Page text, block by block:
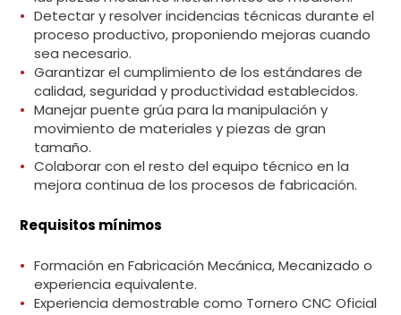
Detectar y resolver incidencias técnicas durante el
proceso productivo, proponiendo mejoras cuando
sea necesario.
Garantizar el cumplimiento de los estándares de
calidad, seguridad y productividad establecidos.
Manejar puente grúa para la manipulación y
movimiento de materiales y piezas de gran
tamaño.
Colaborar con el resto del equipo técnico en la
mejora continua de los procesos de fabricación.
Requisitos mínimos
Formación en Fabricación Mecánica, Mecanizado o
experiencia equivalente.
Experiencia demostrable como Tornero CNC Oficial